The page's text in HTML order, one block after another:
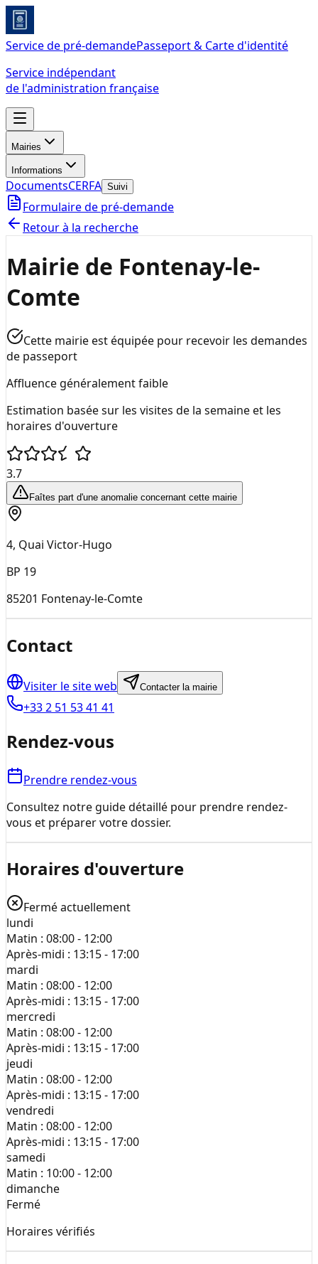
Service de pré-demandePasseport & Carte d'identité
Service indépendant
de l'administration française
Mairies
Informations
DocumentsCERFA Suivi
Formulaire de pré-demande
Retour à la recherche
Mairie de Fontenay-le-
Comte
Cette mairie est équipée pour recevoir les demandes
de passeport
Affluence généralement faible
Estimation basée sur les visites de la semaine et les
horaires d'ouverture
3.7
Faîtes part d'une anomalie concernant cette mairie
4, Quai Victor-Hugo
BP 19
85201 Fontenay-le-Comte
Contact
Visiter le site web Contacter la mairie
+33 2 51 53 41 41
Rendez-vous
Prendre rendez-vous
Consultez notre guide détaillé pour prendre rendez-
vous et préparer votre dossier.
Horaires d'ouverture
Fermé actuellement
lundi
Matin : 08:00 - 12:00
Après-midi : 13:15 - 17:00
mardi
Matin : 08:00 - 12:00
Après-midi : 13:15 - 17:00
mercredi
Matin : 08:00 - 12:00
Après-midi : 13:15 - 17:00
jeudi
Matin : 08:00 - 12:00
Après-midi : 13:15 - 17:00
vendredi
Matin : 08:00 - 12:00
Après-midi : 13:15 - 17:00
samedi
Matin : 10:00 - 12:00
dimanche
Fermé
Horaires vérifiés